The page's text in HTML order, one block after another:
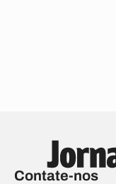
Contate-nos